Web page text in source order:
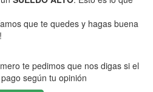
que te quedes y hagas buena
te pedimos que nos digas si el
según tu opinión